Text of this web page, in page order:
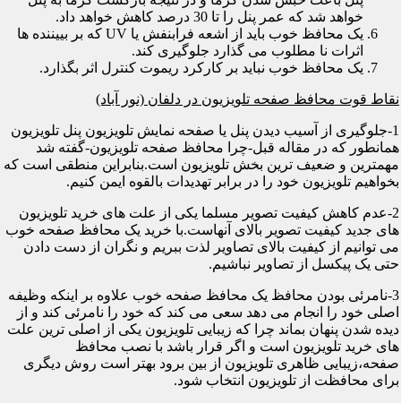
خواهد شد که عمر پنل را تا 30 درصد کاهش خواهد داد.
یک محافظ خوب باید از اشعه فرابنفش یا UV که بر بییننده ها
اثرات نا مطلوب می گذارد جلوگیری کند.
یک محافظ خوب نباید بر کارکرد ریموت کنترل اثر بگذارد.
نقاط قوت محافظ صفحه تلویزیون در دلفان (نور آباد)
1-جلوگیری از آسیب دیدن پنل یا صفحه نمایش تلویزیون پنل تلویزیون
همانطور که در مقاله قبل-چرا محافظ صفحه تلویزیون-گفته شد
مهمترین و ضعیف ترین بخش تلویزیون است.بنابراین منطقی است که
بخواهیم تلویزیون خود را در برابر تهدیدات بالقوه ایمن کنیم.
2-عدم کاهش کیفیت تصویر مسلما یکی از علت های خرید تلویزیون
های جدید کیفیت تصویر بالای آنهاست.با خرید یک محافظ صفحه خوب
می توانیم از کیفیت بالای تصاویر لذت ببریم و نگران از دست دادن
حتی یک پیکسل از تصاویر نباشیم.
3-نامرئی بودن محافظ یک محافظ صفحه خوب علاوه بر اینکه وظیفه
اصلی خود را انجام می دهد سعی می کند که خود را نامرئی کند و از
دیده شدن پنهان بماند چرا که زیبایی تلویزیون یکی از اصلی ترین علت
های خرید تلویزیون است و اگر قرار باشد با نصب محافظ
صفحه،زیبایی ظاهری تلویزیون از بین برود بهتر است روش دیگری
برای محافظت از تلویزیون انتخاب شود.